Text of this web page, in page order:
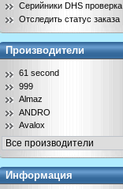
Серийники DHS проверка
Отследить статус заказа
Производители
61 second
999
Almaz
ANDRO
Avalox
Информация